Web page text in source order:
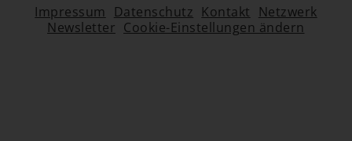
Impressum Datenschutz Kontakt
Netzwerk
Newsletter Cookie-Einstellungen ändern